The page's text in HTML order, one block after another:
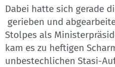
Dabei hatte sich gerade
gerieben und
Stolpes als
kam es zu heftigen
unbestechlichen Stasi-